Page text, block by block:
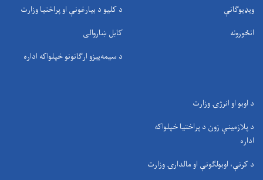
ویډیوګانې
انځورونه
د کلیو د بیارغونې او پراختیا وزارت
کابل ښاروالی
د سيمه‌ييزو ارګانونو خپلواکه اداره
د اوبو او انرژۍ وزارت
د پلازمینې زون د پراختیا خپلواکه
اداره
د کرنې، اوبولګونې او مالدارۍ وزارت